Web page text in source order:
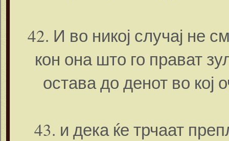
42. И во никој случај не
кон она што го прават
остава до денот во кој
43. и дека ќе трчаат